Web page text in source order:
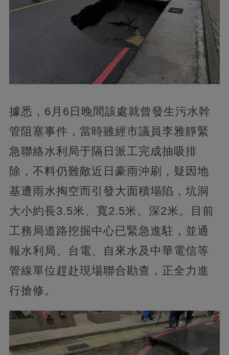
據悉，6月6日晚間該處就曾發生污水幹
管阻塞事件，當時雖經市議員李雅靜緊
急聯絡水利局于隔日派工完成抽吸排
除，不料仍難敵近日豪雨沖刷，疑因地
基遭雨水掏空而引發大面積塌陷，坑洞
大小約長3.5米、寬2.5米、深2米。目前
工務局道路挖掘中心已緊急進駐，並通
報水利局、台電、自來水及中華電信等
管線單位趕赴現場聯合勘查，正全力進
行搶修。